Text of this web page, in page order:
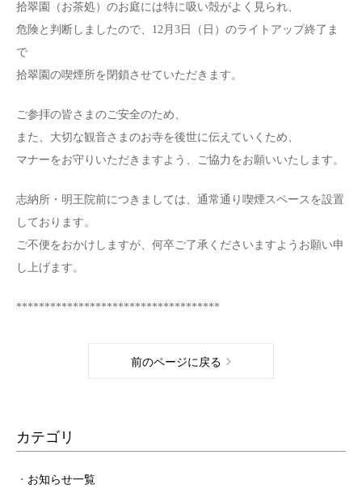
拾翠園（お茶処）のお庭には特に吸い殻がよく見られ、
危険と判断しましたので、12月3日（日）のライトアップ終了ま
で
拾翠園の喫煙所を閉鎖させていただきます。
ご参拝の皆さまのご安全のため、
また、大切な観音さまのお寺を後世に伝えていくため、
マナーをお守りいただきますよう、ご協力をお願いいたします。
志納所・明王院前につきましては、通常通り喫煙スペースを設置
しております。
ご不便をおかけしますが、何卒ご了承くださいますようお願い申
し上げます。
************************************
前のページに戻る
カテゴリ
お知らせ一覧